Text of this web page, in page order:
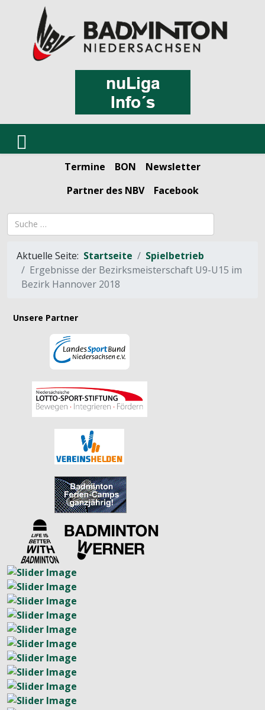
Termine BON
Newsletter
Partner des NBV
Facebook
Suchbegriff
Aktuelle Seite: Startseite
Spielbetrieb
Ergebnisse der Bezirksmeisterschaft U9-U15 im
Bezirk Hannover 2018
Unsere Partner